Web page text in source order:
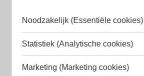
Armani Heren parfum
Azzaro Heren parfum
Noodzakelijk (Essentiële cookies)
Statistiek (Analytische cookies)
Marketing (Marketing cookies)